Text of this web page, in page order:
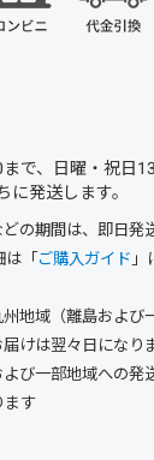
で、日曜・祝日
発送します。
の期間は、即日発
は「ご購入ガイド
地域（離島および
けは翌々日になり
び一部地域への発
ます